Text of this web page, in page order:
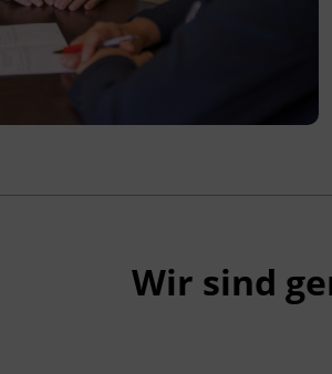
Wir sind